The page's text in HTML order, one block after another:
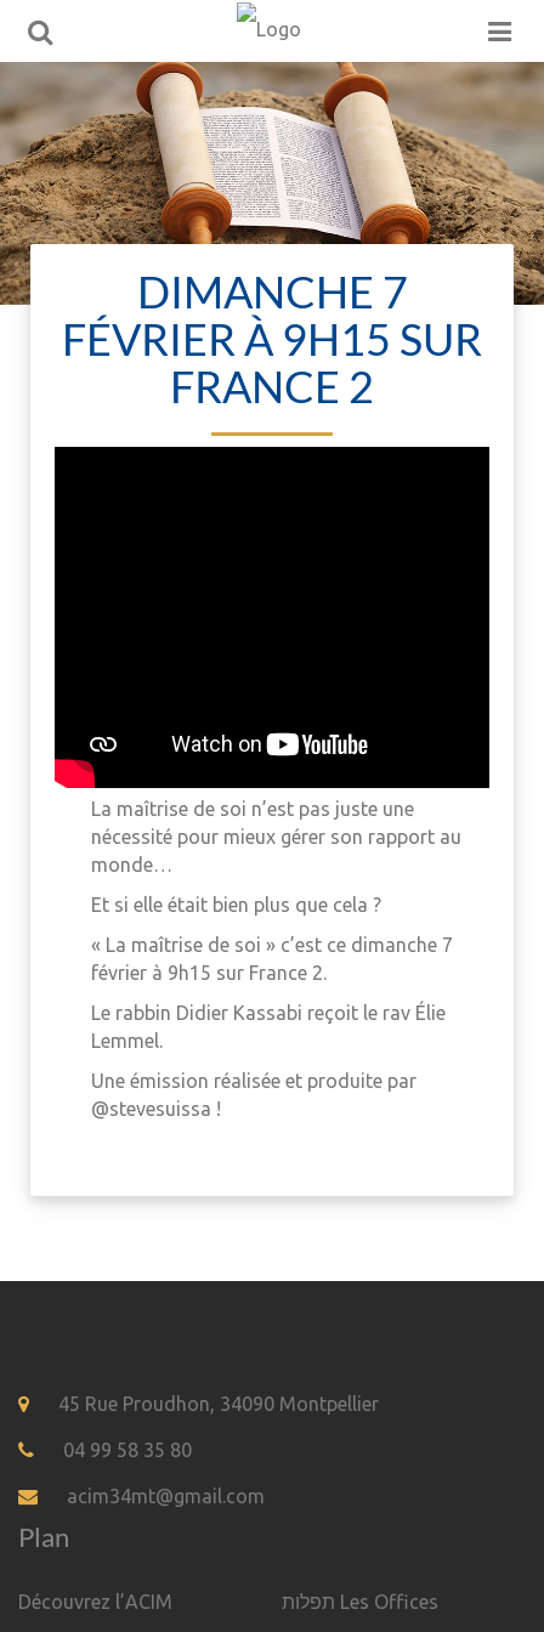
DIMANCHE 7
FÉVRIER À 9H15 SUR
FRANCE 2
La maîtrise de soi n’est pas juste une
nécessité pour mieux gérer son rapport au
monde…
Et si elle était bien plus que cela ?
« La maîtrise de soi » c’est ce dimanche 7
février à 9h15 sur France 2.
Le rabbin Didier Kassabi reçoit le rav Élie
Lemmel.
Une émission réalisée et produite par
@stevesuissa !
45 Rue Proudhon, 34090 Montpellier
04 99 58 35 80
acim34mt@gmail.com
Plan
Découvrez l’ACIM תפלות Les Offices